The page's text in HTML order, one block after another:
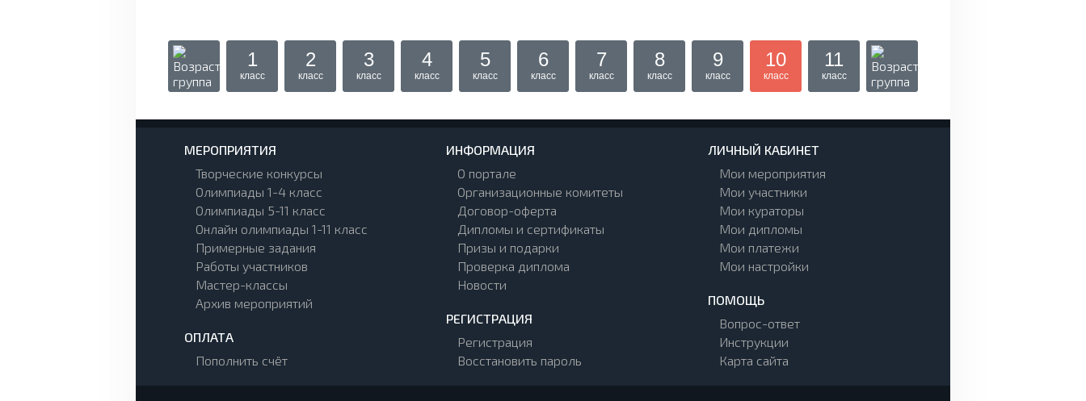
1
класс
2
класс
3
класс
4
класс
5
класс
6
класс
7
класс
8
класс
9
класс
10
класс
11
класс
МЕРОПРИЯТИЯ
Творческие конкурсы
Олимпиады 1-4 класс
Олимпиады 5-11 класс
Онлайн олимпиады 1-11 класс
Примерные задания
Работы участников
Мастер-классы
Архив мероприятий
ОПЛАТА
Пополнить счёт
ИНФОРМАЦИЯ
О портале
Организационные комитеты
Договор-оферта
Дипломы и сертификаты
Призы и подарки
Проверка диплома
Новости
РЕГИСТРАЦИЯ
Регистрация
Восстановить пароль
ЛИЧНЫЙ КАБИНЕТ
Мои мероприятия
Мои участники
Мои кураторы
Мои дипломы
Мои платежи
Мои настройки
ПОМОЩЬ
Вопрос-ответ
Инструкции
Карта сайта